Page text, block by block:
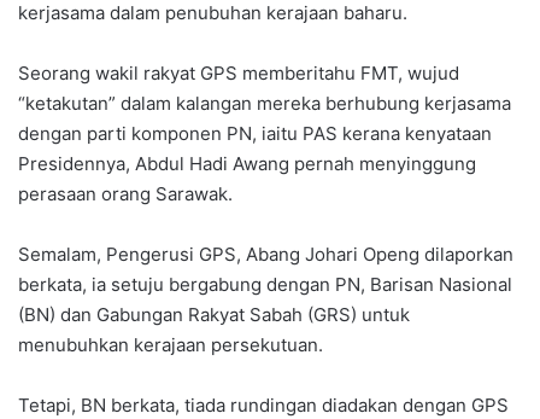
kerjasama dalam penubuhan kerajaan baharu.
Seorang wakil rakyat GPS memberitahu FMT, wujud
“ketakutan” dalam kalangan mereka berhubung kerjasama
dengan parti komponen PN, iaitu PAS kerana kenyataan
Presidennya, Abdul Hadi Awang pernah menyinggung
perasaan orang Sarawak.
Semalam, Pengerusi GPS, Abang Johari Openg dilaporkan
berkata, ia setuju bergabung dengan PN, Barisan Nasional
(BN) dan Gabungan Rakyat Sabah (GRS) untuk
menubuhkan kerajaan persekutuan.
Tetapi, BN berkata, tiada rundingan diadakan dengan GPS